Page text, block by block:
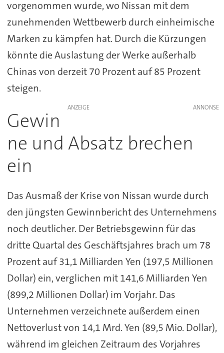
vorgenommen wurde, wo Nissan mit dem
zunehmenden Wettbewerb durch einheimische
Marken zu kämpfen hat. Durch die Kürzungen
könnte die Auslastung der Werke außerhalb
Chinas von derzeit 70 Prozent auf 85 Prozent
steigen.
ANZEIGE
Gewin
ne und Absatz brechen
ein
Das Ausmaß der Krise von Nissan wurde durch
den jüngsten Gewinnbericht des Unternehmens
noch deutlicher. Der Betriebsgewinn für das
dritte Quartal des Geschäftsjahres brach um 78
Prozent auf 31,1 Milliarden Yen (197,5 Millionen
Dollar) ein, verglichen mit 141,6 Milliarden Yen
(899,2 Millionen Dollar) im Vorjahr. Das
Unternehmen verzeichnete außerdem einen
Nettoverlust von 14,1 Mrd. Yen (89,5 Mio. Dollar),
während im gleichen Zeitraum des Vorjahres